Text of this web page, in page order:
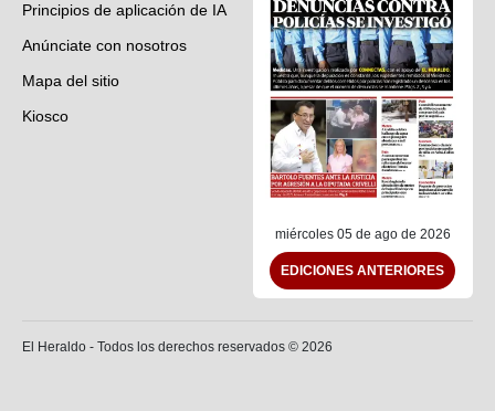
Principios de aplicación de IA
Anúnciate con nosotros
Mapa del sitio
Kiosco
miércoles 05 de ago de 2026
EDICIONES ANTERIORES
El Heraldo - Todos los derechos reservados © 2026